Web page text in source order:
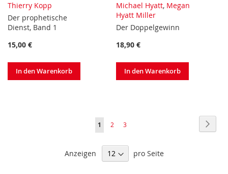
Thierry Kopp
Der prophetische
Dienst, Band 1
15,00 €
In den Warenkorb
Michael Hyatt, Megan
Hyatt Miller
Der Doppelgewinn
18,90 €
In den Warenkorb
Seite
Sie
gerade
1 Seite
2 Seite
3
Anzeigen pro Seite